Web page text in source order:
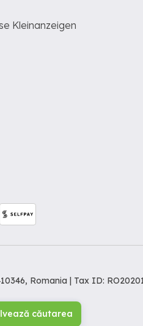
căutarea
Kleinanzeigen
Romania | Tax ID: